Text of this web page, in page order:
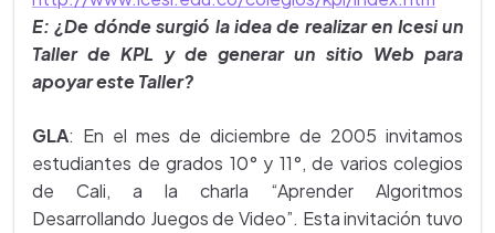
E: ¿De dónde surgió la idea de realizar en Icesi un
Taller de KPL y de generar un sitio Web para
apoyar este Taller?
GLA: En el mes de diciembre de 2005 invitamos
estudiantes de grados 10° y 11°, de varios colegios
de Cali, a la charla “Aprender Algoritmos
Desarrollando Juegos de Video”. Esta invitación tuvo